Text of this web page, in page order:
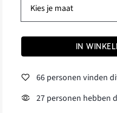
Kies je maat
IN
66 personen vinden
27 personen hebben